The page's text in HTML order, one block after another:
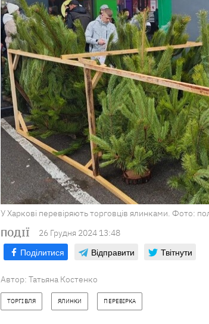
У Харкові перевіряють торговців ялинками. Фото:
ПОДІЇ 26 Грудня 2024 13:48
Поділитися Відправити Твітнути
Автор: Татьяна Костенко
ТОРГІВЛЯ ЯЛИНКИ ПЕРЕВІРКА